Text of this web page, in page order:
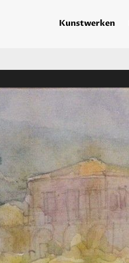
Kunstwerken